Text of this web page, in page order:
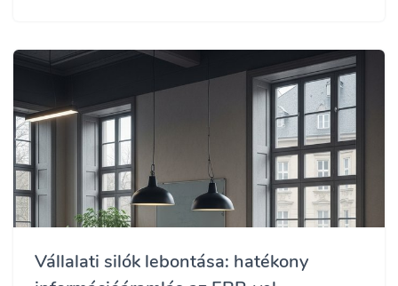
Vállalati silók lebontása: hatékony